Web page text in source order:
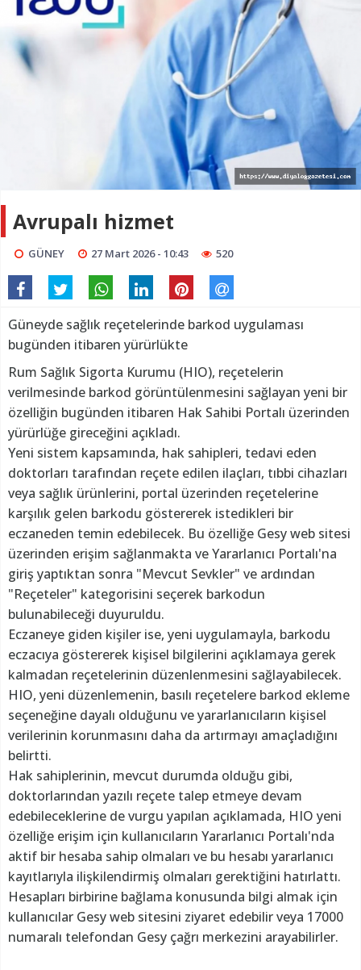
Avrupalı hizmet
GÜNEY 27 Mart 2026 - 10:43 520
Güneyde sağlık reçetelerinde barkod uygulaması
bugünden itibaren yürürlükte
Rum Sağlık Sigorta Kurumu (HIO), reçetelerin
verilmesinde barkod görüntülenmesini sağlayan yeni bir
özelliğin bugünden itibaren Hak Sahibi Portalı üzerinden
yürürlüğe gireceğini açıkladı.
Yeni sistem kapsamında, hak sahipleri, tedavi eden
doktorları tarafından reçete edilen ilaçları, tıbbi cihazları
veya sağlık ürünlerini, portal üzerinden reçetelerine
karşılık gelen barkodu göstererek istedikleri bir
eczaneden temin edebilecek. Bu özelliğe Gesy web sitesi
üzerinden erişim sağlanmakta ve Yararlanıcı Portalı'na
giriş yaptıktan sonra "Mevcut Sevkler" ve ardından
"Reçeteler" kategorisini seçerek barkodun
bulunabileceği duyuruldu.
Eczaneye giden kişiler ise, yeni uygulamayla, barkodu
eczacıya göstererek kişisel bilgilerini açıklamaya gerek
kalmadan reçetelerinin düzenlenmesini sağlayabilecek.
HIO, yeni düzenlemenin, basılı reçetelere barkod ekleme
seçeneğine dayalı olduğunu ve yararlanıcıların kişisel
verilerinin korunmasını daha da artırmayı amaçladığını
belirtti.
Hak sahiplerinin, mevcut durumda olduğu gibi,
doktorlarından yazılı reçete talep etmeye devam
edebileceklerine de vurgu yapılan açıklamada, HIO yeni
özelliğe erişim için kullanıcıların Yararlanıcı Portalı'nda
aktif bir hesaba sahip olmaları ve bu hesabı yararlanıcı
kayıtlarıyla ilişkilendirmiş olmaları gerektiğini hatırlattı.
Hesapları birbirine bağlama konusunda bilgi almak için
kullanıcılar Gesy web sitesini ziyaret edebilir veya 17000
numaralı telefondan Gesy çağrı merkezini arayabilirler.